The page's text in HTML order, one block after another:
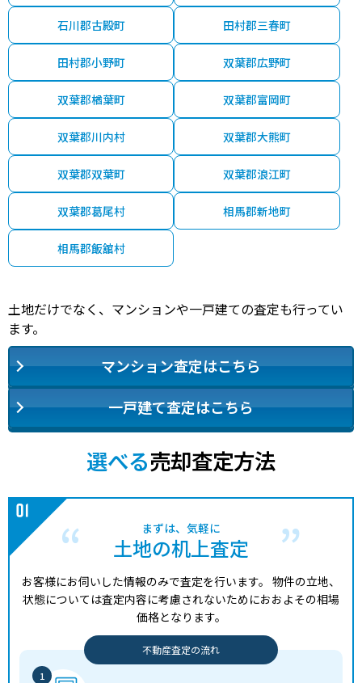
石川郡古殿町 田村郡三春町
田村郡小野町 双葉郡広野町
双葉郡楢葉町 双葉郡富岡町
双葉郡川内村 双葉郡大熊町
双葉郡双葉町 双葉郡浪江町
双葉郡葛尾村 相馬郡新地町
相馬郡飯舘村
土地だけでなく、マンションや一戸建ての査定も行ってい
ます。
マンション査定はこちら
一戸建て査定はこちら
選べる売却査定方法
まずは、気軽に
土地の机上査定
お客様にお伺いした情報のみで査定を行います。 物件の立地、
状態については査定内容に考慮されないためにおおよその相場
価格となります。
不動産査定の流れ